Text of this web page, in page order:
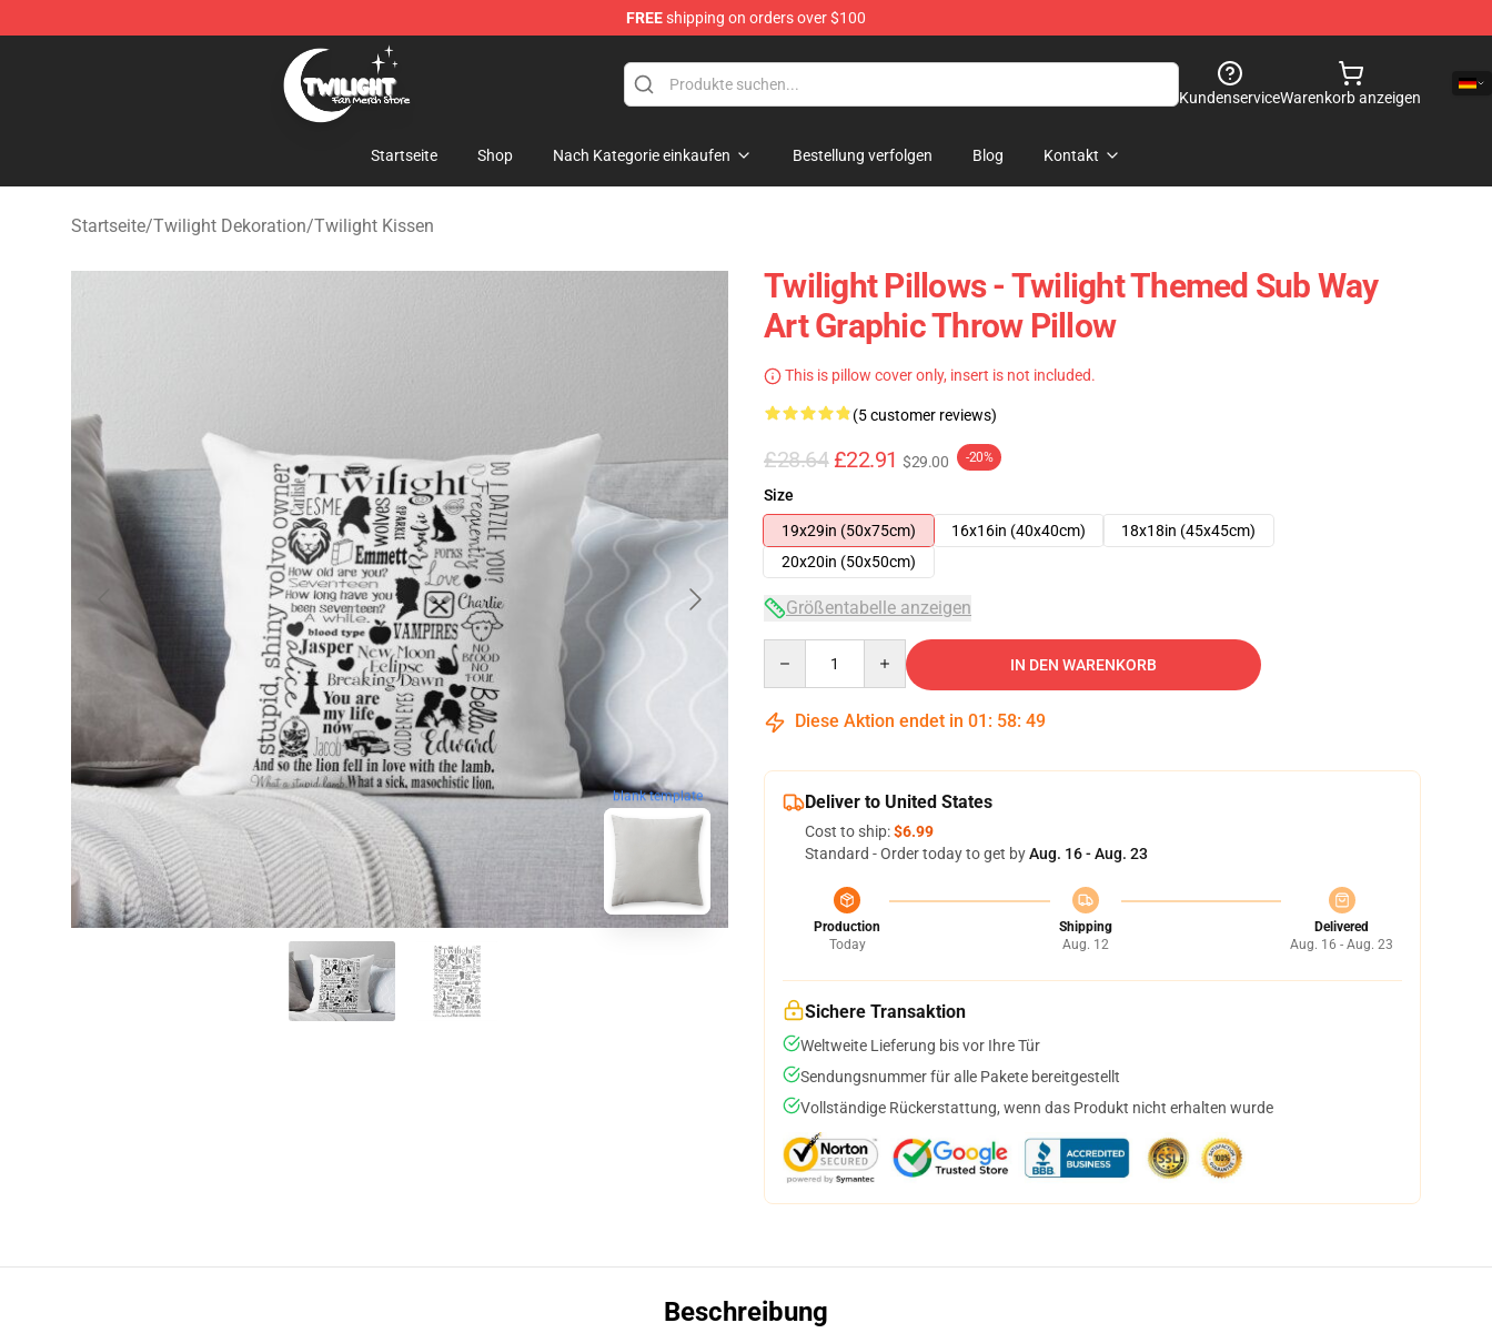
FREEshipping on orders over $100
Twilight Store - Official Twilight Merchandise Shop
KundenserviceWarenkorb anzeigen
Startseite Shop Nach Kategorie einkaufen Bestellung verfolgen Blog Kontakt
Startseite/Twilight Dekoration/Twilight Kissen
blank template
Twilight Pillows - Twilight Themed Sub Way
Art Graphic Throw Pillow
This is pillow cover only, insert is not included.
(5 customer reviews)
£28.64 £22.91 $29.00 -20%
Size
19x29in (50x75cm)
16x16in (40x40cm)
18x18in (45x45cm)
20x20in (50x50cm)
Größentabelle anzeigen
IN DEN WARENKORB
Diese Aktion endet in 01 : 58: 48
Deliver to United States
Cost to ship:$6.99
Standard - Order today to get byAug. 16 - Aug. 23
Production
Today
Shipping
Aug. 12
Delivered
Aug. 16 - Aug. 23
Sichere Transaktion
Weltweite Lieferung bis vor Ihre Tür
Sendungsnummer für alle Pakete bereitgestellt
Vollständige Rückerstattung, wenn das Produkt nicht erhalten wurde
Beschreibung